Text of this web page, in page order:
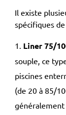
Il existe
spécifiques
Liner 75/
souple, ce
piscines
(de 20 à 85/
généralement